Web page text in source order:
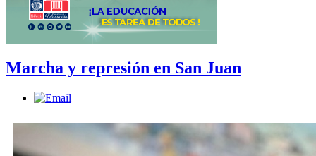
Marcha y represión en San Juan